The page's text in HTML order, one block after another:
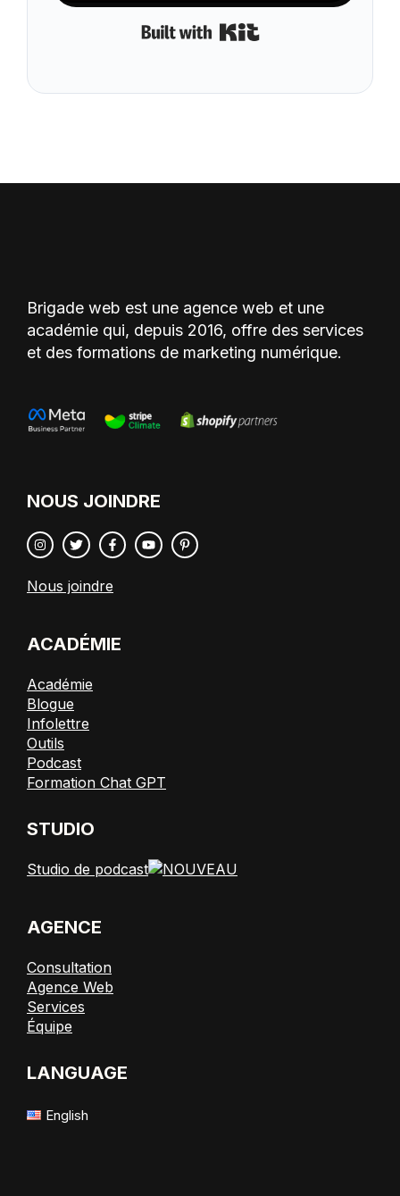
Brigade web est une agence web et une
académie qui, depuis 2016, offre des services
et des formations de marketing numérique.
NOUS JOINDRE
Nous joindre
ACADÉMIE
Académie
Blogue
Infolettre
Outils
Podcast
Formation Chat GPT
STUDIO
Studio de podcast
AGENCE
Consultation
Agence Web
Services
Équipe
LANGUAGE
English